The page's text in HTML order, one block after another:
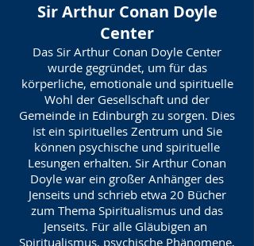
Sir Arthur Conan Doyle
Center
Das Sir Arthur Conan Doyle Center
wurde gegründet, um für das
körperliche, emotionale und spirituelle
Wohl der Gesellschaft und der
Gemeinde in Edinburgh zu sorgen. Dies
ist ein spirituelles Zentrum und Sie
können psychische und spirituelle
Lesungen erhalten. Sir Arthur Conan
Doyle war ein großer Anhänger des
Jenseits und schrieb etwa 20 Bücher
zum Thema Spiritualismus und das
Jenseits. Für alle Gläubigen an
Spiritualismus, psychische Phänomene,